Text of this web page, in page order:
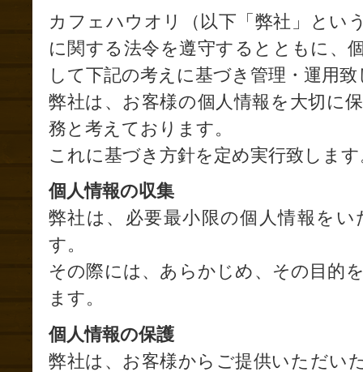
カフェハウオリ（以下「弊社」とい
に関する法令を遵守するとともに、
して下記の考えに基づき管理・運用
弊社は、お客様の個人情報を大切に
務と考えております。
これに基づき方針を定め実行致しま
個人情報の収集
弊社は、必要最小限の個人情報を
す。
その際には、あらかじめ、その目的
ます。
個人情報の保護
弊社は、お客様からご提供いただい